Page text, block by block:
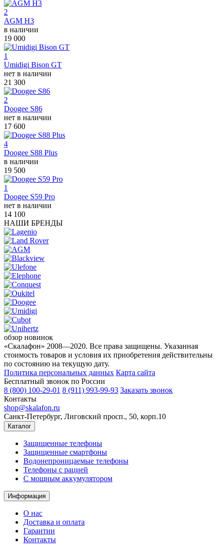
2
AGM H3
в наличии
19 000
1
Umidigi Bison GT
нет в наличии
21 300
2
Doogee S86
нет в наличии
17 600
4
Doogee S88 Plus
в наличии
19 500
1
Doogee S59 Pro
нет в наличии
14 100
НАШИ БРЕНДЫ
обзор новинок
«Скалафон» 2008—2020. Все права защищены. Указанная
стоимость товаров и условия их приобретения действительны
по состоянию на текущую дату.
Политика персональных данных Карта сайта
Бесплатный звонок по России
8 (800) 100-29-01 8 (911) 993-99-93 Заказать звонок
Контакты
shop@skalafon.ru
Санкт-Петербург, Лиговский просп., 50, корп.10
Каталог
Защищенные телефоны
Защищенные смартфоны
Водонепроницаемые телефоны
Телефоны с рацией
C мощным аккумулятором
Информация
О нас
Доставка и оплата
Гарантии
Контакты